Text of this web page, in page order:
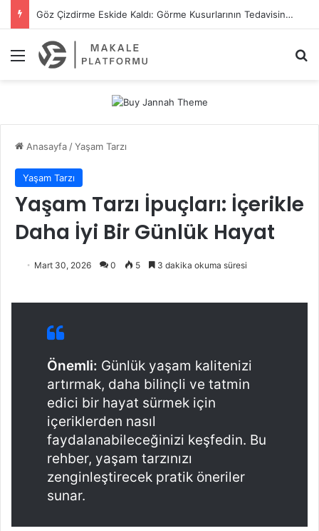
Göz Çizdirme Eskide Kaldı: Görme Kusurlarının Tedavisinde Yeni Nesil Lazer Dönemi
Menü
Anasayfa/Yaşam Tarzı
Yaşam Tarzı
Yaşam Tarzı İpuçları: İçerikle
Daha İyi Bir Günlük Hayat
Mart 30, 2026 0 5 3 dakika okuma süresi
Önemli: Günlük yaşam kalitenizi
artırmak, daha bilinçli ve tatmin
edici bir hayat sürmek için
içeriklerden nasıl
faydalanabileceğinizi keşfedin. Bu
rehber, yaşam tarzınızı
zenginleştirecek pratik öneriler
sunar.